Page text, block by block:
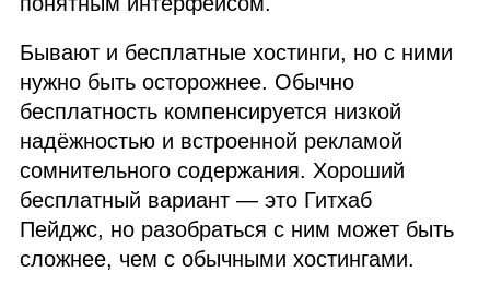
Бывают и бесплатные хостинги, но с ними
нужно быть осторожнее. Обычно
бесплатность компенсируется низкой
надёжностью и встроенной рекламой
сомнительного содержания. Хороший
бесплатный вариант — это Гитхаб
Пейджс, но разобраться с ним может быть
сложнее, чем с обычными хостингами.